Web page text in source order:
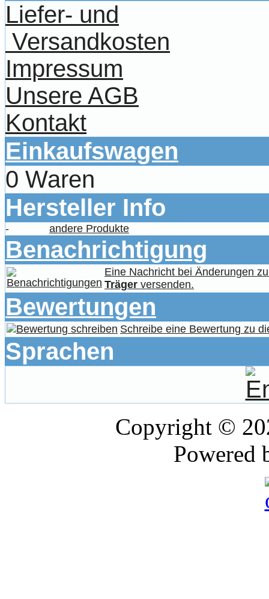
Liefer- und
Versandkosten
Impressum
Unsere AGB
Kontakt
Einkaufswagen
0 Waren
Hersteller Info
- andere Produkte
Benachrichtigung
Eine Nachricht bei Änderungen
Träger versenden.
Bewertungen
Schreibe eine Bewertung zu
Sprachen
Copyright ©
Powered